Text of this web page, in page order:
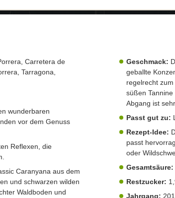
Carretera de
Tarragona,
wunderbaren
vor dem Genuss
Reflexen, die
Caranyana aus dem
und schwarzen wilden
und
Geschmack:
geballte
regelrecht
süßen
Abgang ist
Passt gut zu:
Rezept-Idee:
passt
oder
Gesamtsäure:
Restzucker:
Jahrgang: